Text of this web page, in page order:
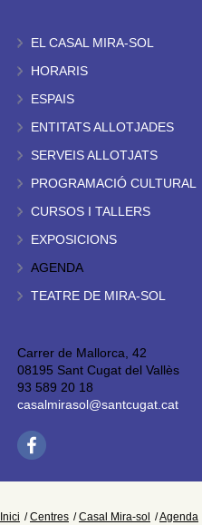
EL CASAL MIRA-SOL
HORARIS
ESPAIS
ENTITATS ALLOTJADES
SERVEIS ALLOTJATS
PROGRAMACIÓ CULTURAL
CURSOS I TALLERS
EXPOSICIONS
AGENDA
TEATRE DE MIRA-SOL
Carrer de Mallorca, 42
08195 Sant Cugat del Vallès
93 589 20 18
casalmirasol@santcugat.cat
Inici Centres Casal Mira-sol Agenda